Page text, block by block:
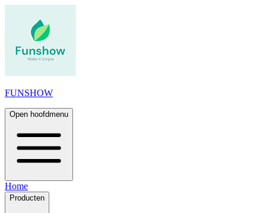
FUNSHOW
Open hoofdmenu
Home
Producten